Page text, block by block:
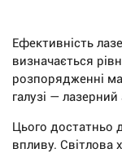
Ефективність
визначається
розпорядженні
галузі —
Цього достатньо
впливу. Світлова